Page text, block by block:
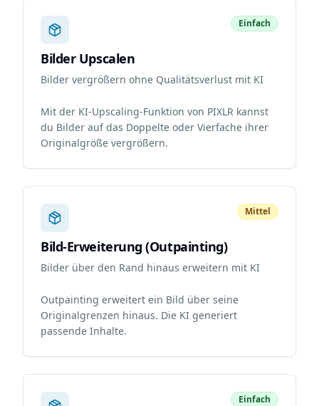
Einfach
Bilder Upscalen
Bilder vergrößern ohne Qualitätsverlust mit KI
Mit der KI-Upscaling-Funktion von PIXLR kannst
du Bilder auf das Doppelte oder Vierfache ihrer
Originalgröße vergrößern.
Mittel
Bild-Erweiterung (Outpainting)
Bilder über den Rand hinaus erweitern mit KI
Outpainting erweitert ein Bild über seine
Originalgrenzen hinaus. Die KI generiert
passende Inhalte.
Einfach